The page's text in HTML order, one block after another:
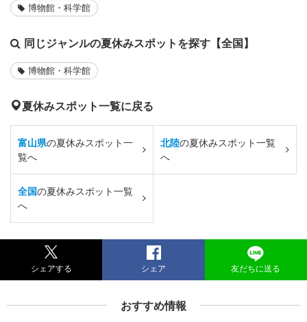
博物館・科学館
同じジャンルの夏休みスポットを探す【全国】
博物館・科学館
夏休みスポット一覧に戻る
富山県の夏休みスポット一
覧へ
北陸の夏休みスポット一覧
へ
全国の夏休みスポット一覧
へ
シェアする シェア 友だちに送る
おすすめ情報